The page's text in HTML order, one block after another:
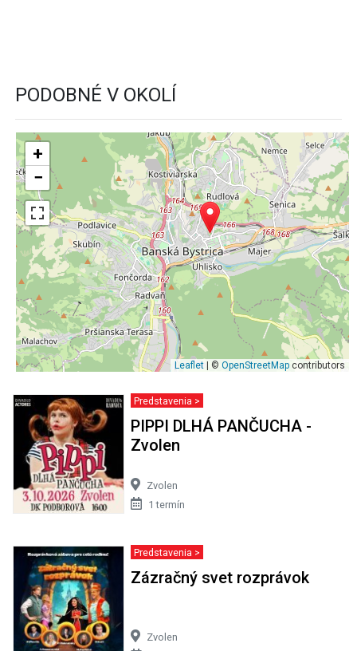
PODOBNÉ V OKOLÍ
+
−
Leaflet | © OpenStreetMap contributors
Predstavenia >
PIPPI DLHÁ PANČUCHA -
Zvolen
Zvolen
1 termín
Predstavenia >
Zázračný svet rozprávok
Zvolen